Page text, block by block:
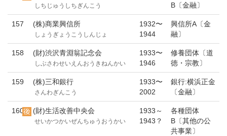
しちじゅうしちぎんこう
B〔金融〕
157 (株)商業興信所
しょうぎょうこうしんじょ
1932〜
1944
興信所A〔金
融〕
158 (財)渋沢青淵翁記念会
しぶさわせいえんおうきねんかい
1933〜
1946
修養団体〔道
徳・宗教〕
159 (株)三和銀行
さんわぎんこう
1933〜
2002
銀行:横浜正金
〔金融〕
160 (財)生活改善中央会
せいかつかいぜんちゅうおうかい
1933～
1943？
各種団体
B〔其他の公
共事業〕